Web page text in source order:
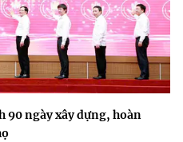
90 ngày xây dựng, hoàn